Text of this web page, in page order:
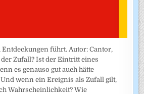
führt. Autor: Cantor,
Zufall? Ist der Eintritt eines
es genauso gut auch hätte
wenn ein Ereignis als Zufall gilt,
Wahrscheinlichkeit? Wie